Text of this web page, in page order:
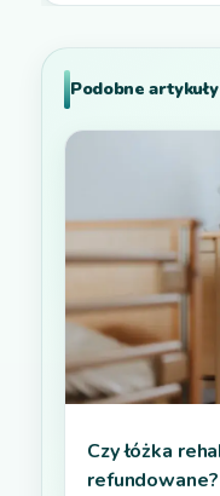
Podobne artykuły
Czy łóżka
refundowane?